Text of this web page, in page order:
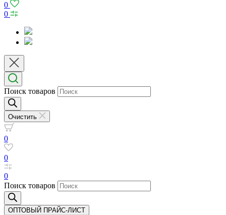
0
0
Поиск товаров
Очистить
0
0
0
Поиск товаров
ОПТОВЫЙ ПРАЙС-ЛИСТ